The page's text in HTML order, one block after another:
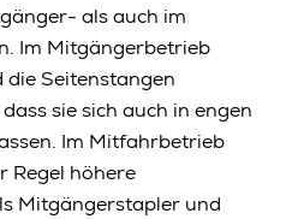
als auch im
Im Mitgängerbetrieb
Seitenstangen
sie sich auch in engen
Im Mitfahrbetrieb
Regel höhere
Mitgängerstapler und